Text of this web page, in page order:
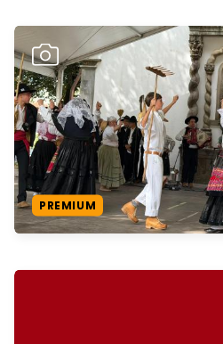
PREMIUM